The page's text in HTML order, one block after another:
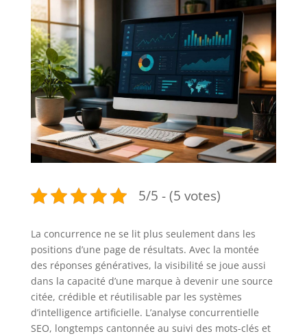
5/5 - (5 votes)
La concurrence ne se lit plus seulement dans les
positions d’une page de résultats. Avec la montée
des réponses génératives, la visibilité se joue aussi
dans la capacité d’une marque à devenir une source
citée, crédible et réutilisable par les systèmes
d’intelligence artificielle. L’analyse concurrentielle
SEO, longtemps cantonnée au suivi des mots-clés et